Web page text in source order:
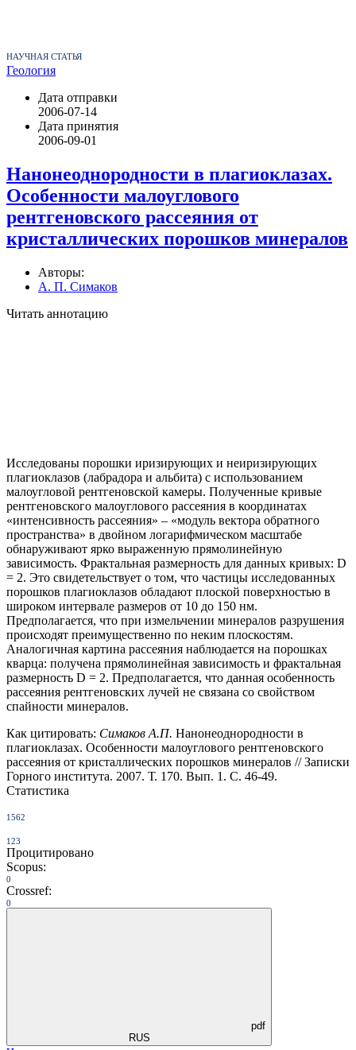
НАУЧНАЯ СТАТЬЯ
Геология
Дата отправки
2006-07-14
Дата принятия
2006-09-01
Нанонеоднородности в плагиоклазах.
Особенности малоуглового
рентгеновского рассеяния от
кристаллических порошков минералов
Авторы:
А. П. Симаков
Читать аннотацию
Исследованы порошки иризирующих и неиризирующих
плагиоклазов (лабрадора и альбита) с использованием
малоугловой рентгеновской камеры. Полученные кривые
рентгеновского малоуглового рассеяния в координатах
«интенсивность рассеяния» – «модуль вектора обратного
пространства» в двойном логарифмическом масштабе
обнаруживают ярко выраженную прямолинейную
зависимость. Фрактальная размерность для данных кривых: D
= 2. Это свидетельствует о том, что частицы исследованных
порошков плагиоклазов обладают плоской поверхностью в
широком интервале размеров от 10 до 150 нм.
Предполагается, что при измельчении минералов разрушения
происходят преимущественно по неким плоскостям.
Аналогичная картина рассеяния наблюдается на порошках
кварца: получена прямолинейная зависимость и фрактальная
размерность D = 2. Предполагается, что данная особенность
рассеяния рентгеновских лучей не связана со свойством
спайности минералов.
Как цитировать: Симаков А.П. Нанонеоднородности в
плагиоклазах. Особенности малоуглового рентгеновского
рассеяния от кристаллических порошков минералов // Записки
Горного института. 2007. Т. 170. Вып. 1. С. 46-49.
Статистика
1562
123
Процитировано
Scopus:
0
Crossref:
0
pdf
RUS